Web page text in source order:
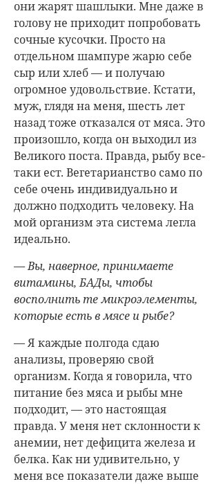
они жарят шашлыки. Мне даже в
голову не приходит попробовать
сочные кусочки. Просто на
отдельном шампуре жарю себе
сыр или хлеб — и получаю
огромное удовольствие. Кстати,
муж, глядя на меня, шесть лет
назад тоже отказался от мяса. Это
произошло, когда он выходил из
Великого поста. Правда, рыбу все-
таки ест. Вегетарианство само по
себе очень индивидуально и
должно подходить человеку. На
мой организм эта система легла
идеально.
— Вы, наверное, принимаете
витамины, БАДы, чтобы
восполнить те микроэлементы,
которые есть в мясе и рыбе?
— Я каждые полгода сдаю
анализы, проверяю свой
организм. Когда я говорила, что
питание без мяса и рыбы мне
подходит, — это настоящая
правда. У меня нет склонности к
анемии, нет дефицита железа и
белка. Как ни удивительно, у
меня все показатели даже выше